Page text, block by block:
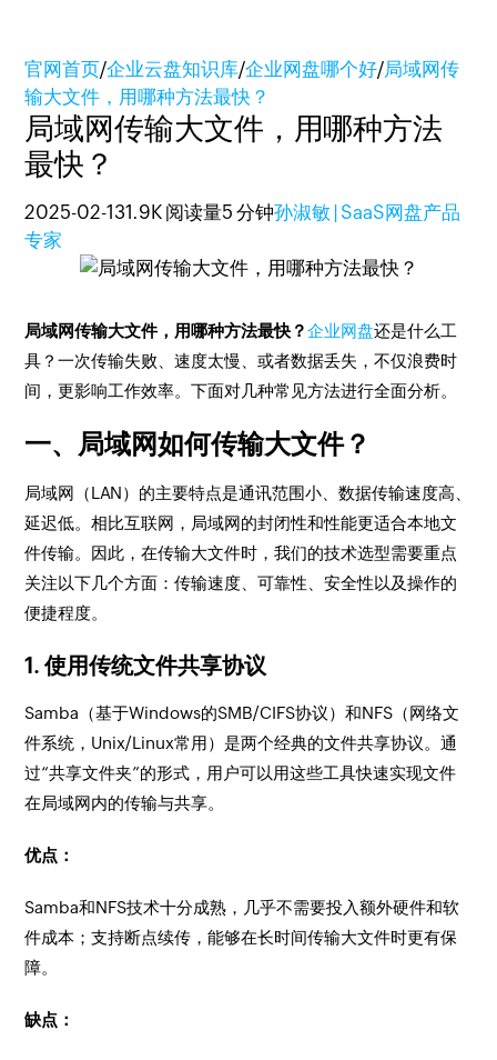
官网首页/企业云盘知识库/企业网盘哪个好/局域网传
输大文件，用哪种方法最快？
局域网传输大文件，用哪种方法
最快？
2025-02-131.9K 阅读量5 分钟孙淑敏 | SaaS网盘产品
专家
局域网传输大文件，用哪种方法最快？企业网盘还是什么工
具？一次传输失败、速度太慢、或者数据丢失，不仅浪费时
间，更影响工作效率。下面对几种常见方法进行全面分析。
一、局域网如何传输大文件？
局域网（LAN）的主要特点是通讯范围小、数据传输速度高、
延迟低。相比互联网，局域网的封闭性和性能更适合本地文
件传输。因此，在传输大文件时，我们的技术选型需要重点
关注以下几个方面：传输速度、可靠性、安全性以及操作的
便捷程度。
1. 使用传统文件共享协议
Samba（基于Windows的SMB/CIFS协议）和NFS（网络文
件系统，Unix/Linux常用）是两个经典的文件共享协议。通
过“共享文件夹”的形式，用户可以用这些工具快速实现文件
在局域网内的传输与共享。
优点：
Samba和NFS技术十分成熟，几乎不需要投入额外硬件和软
件成本；支持断点续传，能够在长时间传输大文件时更有保
障。
缺点：